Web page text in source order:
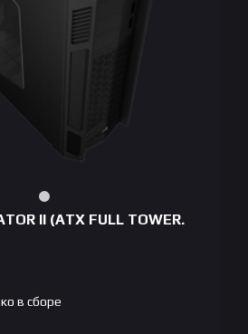
II (ATX FULL TOWER.
в сборе